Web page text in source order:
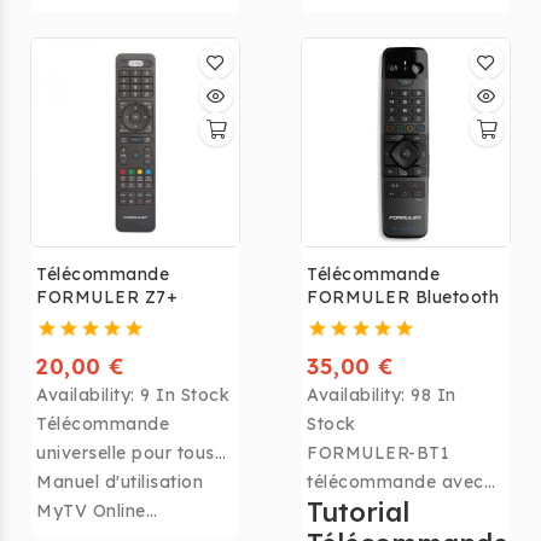
nette.
et TV numérique.
Télécommande
FORMULER Z7+
20,00 €
Availability: 9 In Stock
Télécommande
universelle pour tous
les
récepteurs Formuler
Manuel d'utilisation
MyTV Online
Télécommande
FORMULER Bluetooth
35,00 €
Availability: 98 In
Stock
FORMULER-BT1
télécommande avec
contrôle vocale
Tutorial